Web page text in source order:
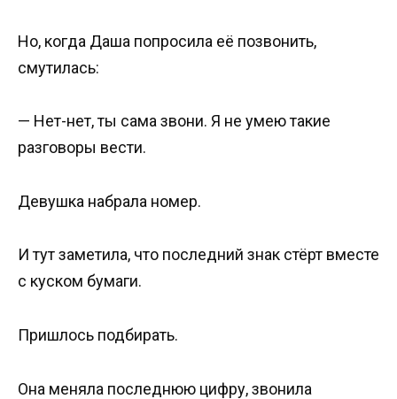
Но, когда Даша попросила её позвонить,
смутилась:
— Нет-нет, ты сама звони. Я не умею такие
разговоры вести.
Девушка набрала номер.
И тут заметила, что последний знак стёрт вместе
с куском бумаги.
Пришлось подбирать.
Она меняла последнюю цифру, звонила